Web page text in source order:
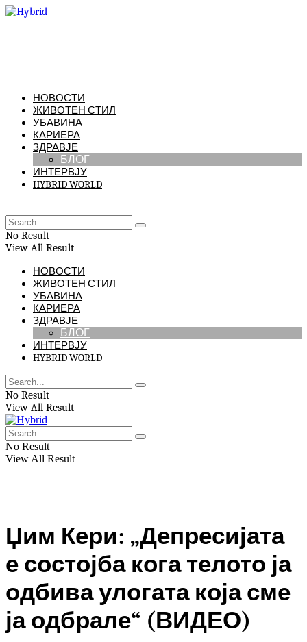
НОВОСТИ
ЖИВОТЕН СТИЛ
УБАВИНА
КАРИЕРА
ЗДРАВЈЕ
БЛОГ
ИНТЕРВЈУ
HYBRID WORLD
No Result
View All Result
НОВОСТИ
ЖИВОТЕН СТИЛ
УБАВИНА
КАРИЕРА
ЗДРАВЈЕ
БЛОГ
ИНТЕРВЈУ
HYBRID WORLD
No Result
View All Result
No Result
View All Result
Џим Кери: „Депресијата
е состојба кога телото ја
одбива улогата која сме
ја одбрале“ (ВИДЕО)